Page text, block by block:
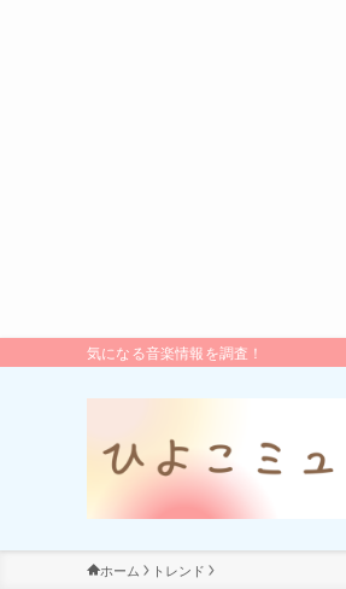
気になる音楽情報を調査！
ホーム トレンド